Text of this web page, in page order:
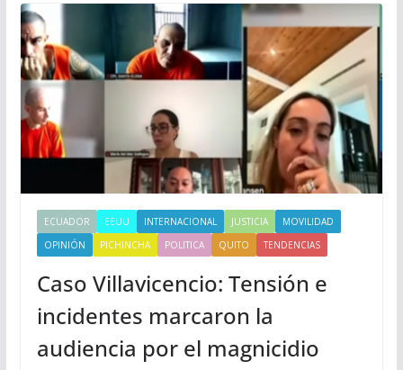
ECUADOR EEUU INTERNACIONAL JUSTICIA
MOVILIDAD
OPINIÓN
PICHINCHA POLITICA QUITO TENDENCIAS
Caso Villavicencio: Tensión e
incidentes marcaron la
audiencia por el magnicidio